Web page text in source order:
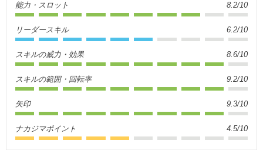
能力・スロット 8.2/10
リーダースキル 6.2/10
スキルの威力・効果 8.6/10
スキルの範囲・回転率 9.2/10
矢印 9.3/10
ナカジマポイント 4.5/10